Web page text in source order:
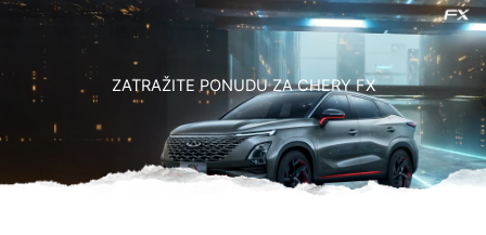
ZATRAŽITE PONUDU ZA CHERY FX